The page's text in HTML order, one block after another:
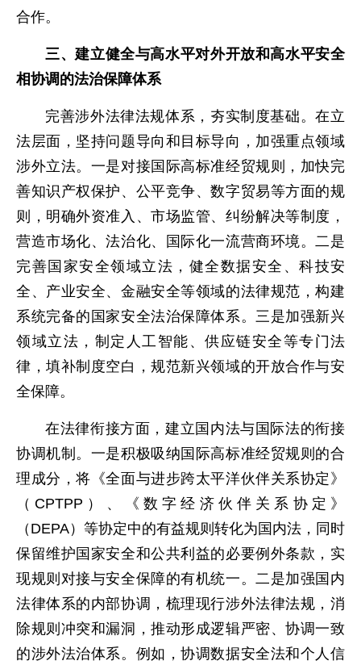
合作。
三、建立健全与高水平对外开放和高水平安全
相协调的法治保障体系
完善涉外法律法规体系，夯实制度基础。在立
法层面，坚持问题导向和目标导向，加强重点领域
涉外立法。一是对接国际高标准经贸规则，加快完
善知识产权保护、公平竞争、数字贸易等方面的规
则，明确外资准入、市场监管、纠纷解决等制度，
营造市场化、法治化、国际化一流营商环境。二是
完善国家安全领域立法，健全数据安全、科技安
全、产业安全、金融安全等领域的法律规范，构建
系统完备的国家安全法治保障体系。三是加强新兴
领域立法，制定人工智能、供应链安全等专门法
律，填补制度空白，规范新兴领域的开放合作与安
全保障。
在法律衔接方面，建立国内法与国际法的衔接
协调机制。一是积极吸纳国际高标准经贸规则的合
理成分，将《全面与进步跨太平洋伙伴关系协定》
（CPTPP）、《数字经济伙伴关系协定》
（DEPA）等协定中的有益规则转化为国内法，同时
保留维护国家安全和公共利益的必要例外条款，实
现规则对接与安全保障的有机统一。二是加强国内
法律体系的内部协调，梳理现行涉外法律法规，消
除规则冲突和漏洞，推动形成逻辑严密、协调一致
的涉外法治体系。例如，协调数据安全法和个人信